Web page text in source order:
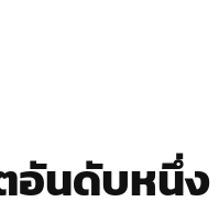
นดับหนึ่ง